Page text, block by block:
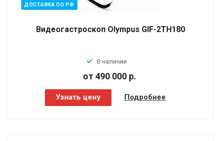
ДОСТАВКА ПО РФ
Видеогастроскоп Olympus GIF-2TH180
В наличии
от 490 000 р.
Узнать цену Подробнее